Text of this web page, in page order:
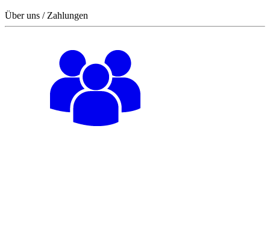
Über uns / Zahlungen